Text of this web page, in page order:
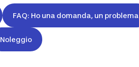
FAQ: Ho una domanda, un problema
Noleggio